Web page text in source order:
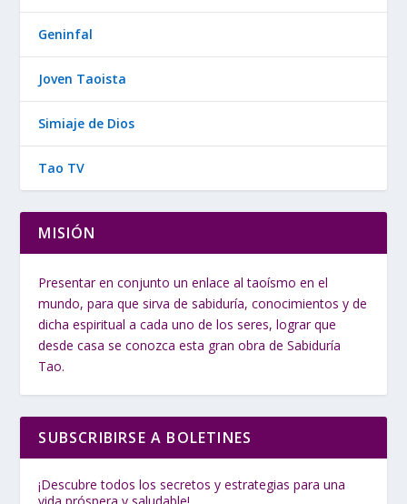
Geninfal
Joven Taoista
Simiaje de Dios
Tao TV
MISIÓN
Presentar en conjunto un enlace al taoísmo en el
mundo, para que sirva de sabiduría, conocimientos y de
dicha espiritual a cada uno de los seres, lograr que
desde casa se conozca esta gran obra de Sabiduría
Tao.
SUBSCRIBIRSE A BOLETINES
¡Descubre todos los secretos y estrategias para una